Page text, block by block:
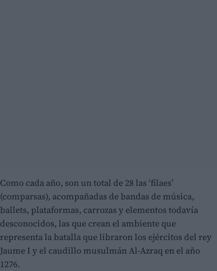
Como cada año, son un total de 28 las ‘filaes’
(comparsas), acompañadas de bandas de música,
ballets, plataformas, carrozas y elementos todavía
desconocidos, las que crean el ambiente que
representa la batalla que libraron los ejércitos del rey
Jaume I y el caudillo musulmán Al-Azraq en el año
1276.